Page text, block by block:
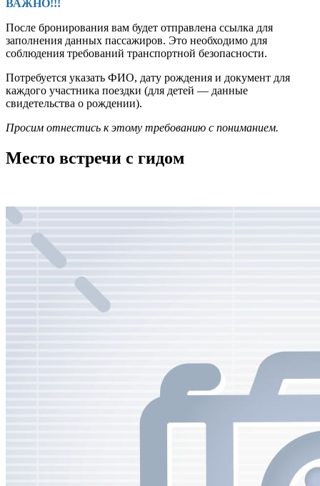
ВАЖНО!!!
После бронирования вам будет отправлена ссылка для
заполнения данных пассажиров. Это необходимо для
соблюдения требований транспортной безопасности.
Потребуется указать ФИО, дату рождения и документ для
каждого участника поездки (для детей — данные
свидетельства о рождении).
Просим отнестись к этому требованию с пониманием.
Место встречи с гидом